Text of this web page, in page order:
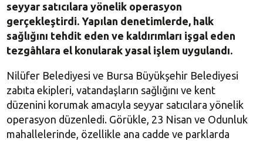
seyyar satıcılara yönelik operasyon
gerçekleştirdi. Yapılan denetimlerde, halk
sağlığını tehdit eden ve kaldırımları işgal eden
tezgâhlara el konularak yasal işlem uygulandı.
Nilüfer Belediyesi ve Bursa Büyükşehir Belediyesi
zabıta ekipleri, vatandaşların sağlığını ve kent
düzenini korumak amacıyla seyyar satıcılara yönelik
operasyon düzenledi. Görükle, 23 Nisan ve Odunluk
mahallelerinde, özellikle ana cadde ve parklarda